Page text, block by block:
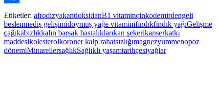
Paylaş
Etiketler: afrodizyakantioksidanB1 vitaminçinkodemirdengeli
beslenmediş gelişimidoymuş yağe vitaminifındıkfındık yağıGelişme
çağıkabızlıkkalın barsak hastalıklarıkan şekerikanserkatkı
maddesikolesterolkoroner kalp rahatsızlığımagnezyummenopoz
dönemiMinarellersağlıkSağlıklı yaşamtarihçesiyağlar